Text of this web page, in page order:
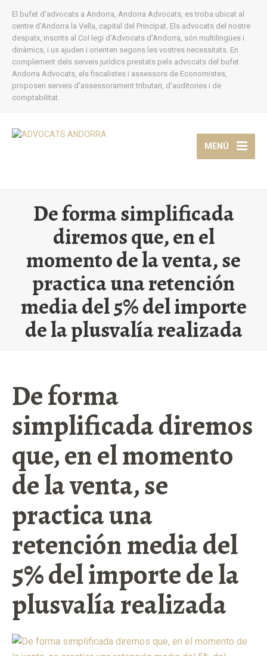
El bufet d'advocats a Andorra, Andorra Advocats, es troba ubicat al
centre d'Andorra la Vella, capital del Principat. Els advocats del nostre
despatx, inscrits al Col·legi d'Advocats d'Andorra, són multilingües i
dinàmics, i us ajuden i orienten segons les vostres necessitats. En
complement dels serveis jurídics prestats pels advocats del bufet
Andorra Advocats, els fiscalistes i assessors de Economistes,
proposen serveis d'assessorament tributari, d'auditories i de
comptabilitat.
MENÚ
De forma simplificada
diremos que, en el
momento de la venta, se
practica una retención
media del 5% del importe
de la plusvalía realizada
De forma
simplificada diremos
que, en el momento
de la venta, se
practica una
retención media del
5% del importe de la
plusvalía realizada